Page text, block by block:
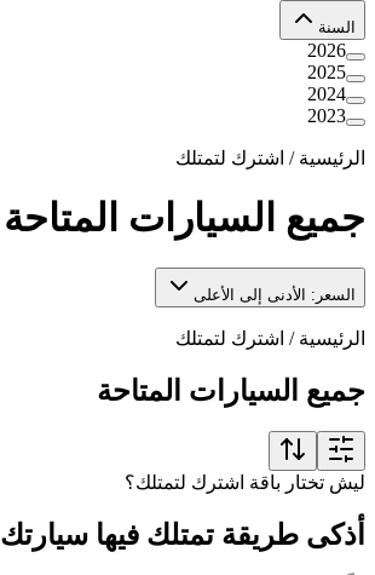
السنة
2026
2025
2024
2023
الرئيسية / اشترك لتمتلك
جميع السيارات المتاحة
السعر: الأدنى إلى الأعلى
الرئيسية / اشترك لتمتلك
جميع السيارات المتاحة
ليش تختار باقة اشترك لتمتلك؟
أذكى طريقة تمتلك فيها سيارتك